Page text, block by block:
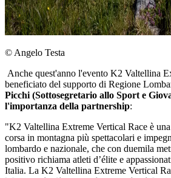
© Angelo Testa
Anche quest'anno l'evento K2 Valtellina
beneficiato del supporto di Regione
Picchi (Sottosegretario allo Sport e
l'importanza della partnership:
"K2 Valtellina Extreme Vertical Race è
corsa in montagna più spettacolari e
lombardo e nazionale, che con duemila
positivo richiama atleti d’élite e
Italia. La K2 Valtellina Extreme Vertical